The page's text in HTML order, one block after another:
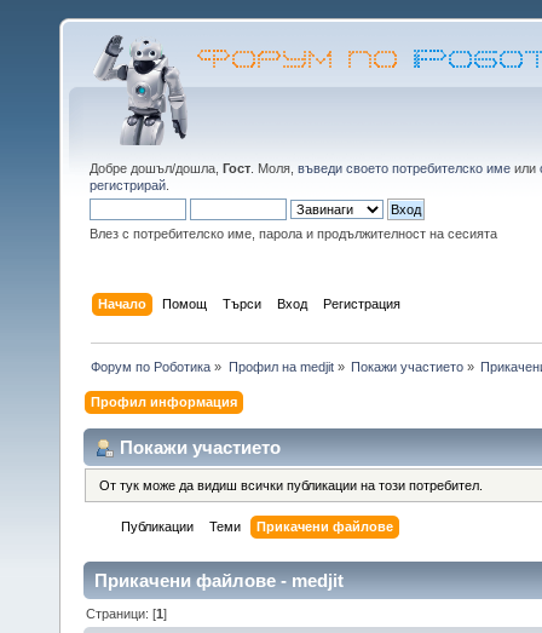
Добре дошъл/дошла, Гост . Моля, въведи своето потребителско име или
регистрирай
Влез с потребителско име, парола и продължителност на сесията
Начало Помощ Търси Вход Регистрация
Форум по Роботика » Профил на medjit» Покажи участието»
Профил информация
Покажи участието
От тук може да видиш всички публикации на този потребител.
Публикации Теми Прикачени файлове
Прикачени файлове - medjit
Страници: [1]